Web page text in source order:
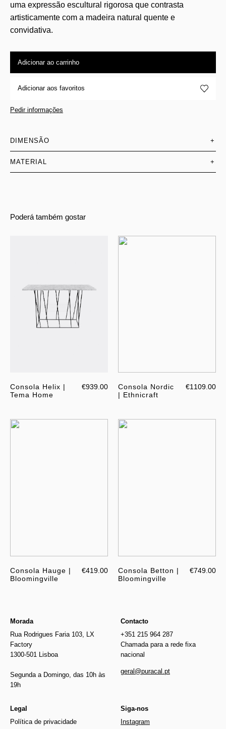
uma expressão escultural rigorosa que contrasta
artisticamente com a madeira natural quente e
convidativa.
Adicionar ao carrinho
Adicionar aos favoritos
Pedir informações
DIMENSÃO +
MATERIAL +
Poderá também gostar
Consola Helix |
Tema Home
€939.00
Consola Nordic
| Ethnicraft
€1109.00
Consola Hauge |
Bloomingville
€419.00
Consola Betton |
Bloomingville
€749.00
Morada
Rua Rodrigues Faria 103, LX
Factory
1300-501 Lisboa
Segunda a Domingo, das 10h às
19h
Contacto
+351 215 964 287
Chamada para a rede fixa
nacional
geral@puracal.pt
Legal
Política de privacidade
Siga-nos
Instagram